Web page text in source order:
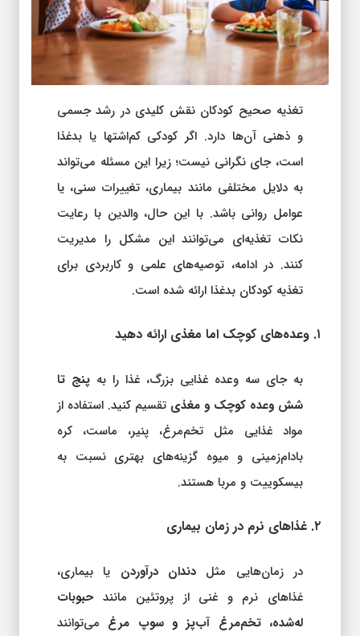
تغذیه صحیح کودکان نقش کلیدی در رشد جسمی
و ذهنی آن‌ها دارد. اگر کودکی کم‌اشتها یا بدغذا
است، جای نگرانی نیست؛ زیرا این مسئله می‌تواند
به دلایل مختلفی مانند بیماری، تغییرات سنی، یا
عوامل روانی باشد. با این حال، والدین با رعایت
نکات تغذیه‌ای می‌توانند این مشکل را مدیریت
کنند. در ادامه، توصیه‌های علمی و کاربردی برای
تغذیه کودکان بدغذا ارائه شده است.
۱. وعده‌های کوچک اما مغذی ارائه دهید
به جای سه وعده غذایی بزرگ، غذا را به پنج تا
شش وعده کوچک و مغذی تقسیم کنید. استفاده از
مواد غذایی مثل تخم‌مرغ، پنیر، ماست، کره
بادام‌زمینی و میوه گزینه‌های بهتری نسبت به
بیسکوییت و مربا هستند.
۲. غذاهای نرم در زمان بیماری
در زمان‌هایی مثل دندان درآوردن یا بیماری،
غذاهای نرم و غنی از پروتئین مانندحبوبات
له‌شده، تخم‌مرغ آب‌پز و سوپ مرغ می‌توانند